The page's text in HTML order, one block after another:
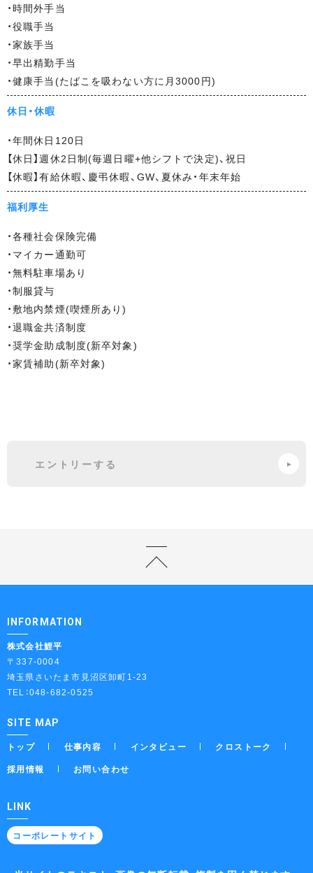
・時間外手当
・役職手当
・家族手当
・早出精勤手当
・健康手当(たばこを吸わない方に月3000円)
休日・休暇
・年間休日120日
【休日】週休2日制(毎週日曜+他シフトで決定)、祝日
【休暇】有給休暇、慶弔休暇、GW、夏休み・年末年始
福利厚生
・各種社会保険完備
・マイカー通勤可
・無料駐車場あり
・制服貸与
・敷地内禁煙(喫煙所あり)
・退職金共済制度
・奨学金助成制度(新卒対象)
・家賃補助(新卒対象)
エントリーする
INFORMATION
株式会社鯉平
〒337-0004
埼玉県さいたま市見沼区卸町1-23
TEL：048-682-0525
SITE MAP
トップ 仕事内容 インタビュー
クロストーク
採用情報
お問い合わせ
LINK
コーポレートサイト